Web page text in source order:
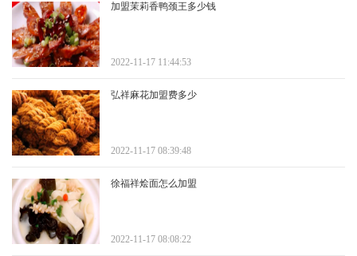
加盟茉莉香鸭颈王多少钱
2022-11-17 11:44:53
弘祥麻花加盟费多少
2022-11-17 08:39:48
徐福祥烩面怎么加盟
2022-11-17 08:08:22